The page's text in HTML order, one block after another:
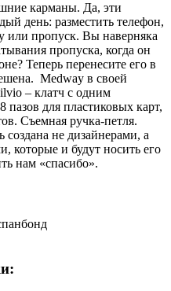
карманы. Да, эти
день: разместить телефон,
или пропуск. Вы наверняка
пропуска, когда он
Теперь перенесите его в
Medway в своей
– клатч с одним
для пластиковых карт,
Съемная ручка-петля.
не дизайнерами, а
которые и будут носить его
нам «спасибо».